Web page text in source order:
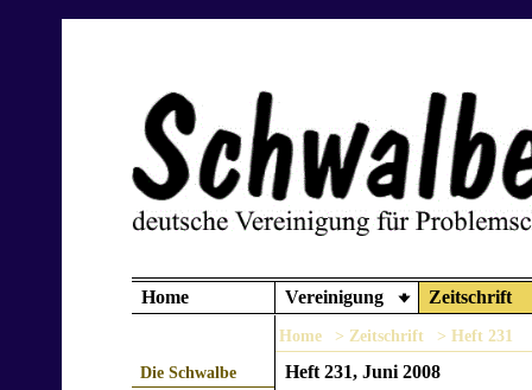
Home Vereinigung Zeitschrift
Die Schwalbe
Home > Zeitschrift > Heft 231
Heft 231, Juni 2008